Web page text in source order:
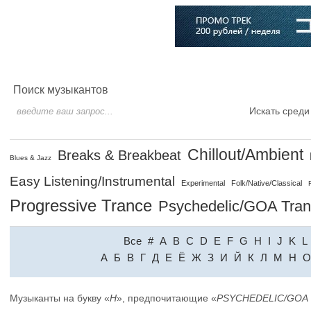
Поиск музыкантов
Искать
Blues & Jazz Breaks & Breakbeat Chillout/Ambient
Easy Listening/Instrumental Experimental Folk/Native/Classical
Progressive Trance Psychedelic/GOA
Все # A B C D E F G H I J K
L
A Б В Г Д Е Ё Ж З И Й К Л М Н О
Музыканты на букву «H», предпочитающие «PSYCHEDELIC/GOA